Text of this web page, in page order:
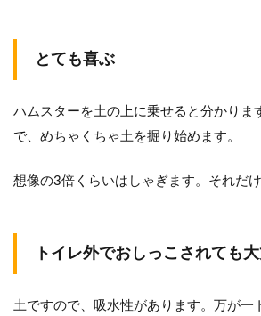
とても喜ぶ
ハムスターを土の上に乗せると分かりま
で、めちゃくちゃ土を掘り始めます。
想像の3倍くらいはしゃぎます。それだ
トイレ外でおしっこされても
土ですので、吸水性があります。万が一